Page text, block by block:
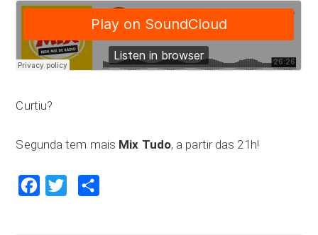
Curtiu?
Segunda tem mais Mix Tudo, a partir das 21h!
Facebook Twitter